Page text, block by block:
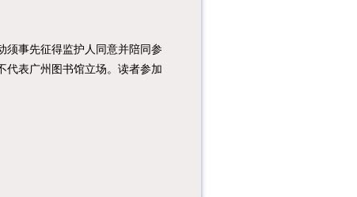
事先征得监护人同意并陪同参
代表广州图书馆立场。读者参加